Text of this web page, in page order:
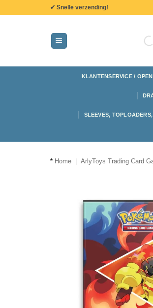
✔ Snelle verzending!
KLANTENSERVICE /
SLEEVES,
* Home ArlyToys Trading Card